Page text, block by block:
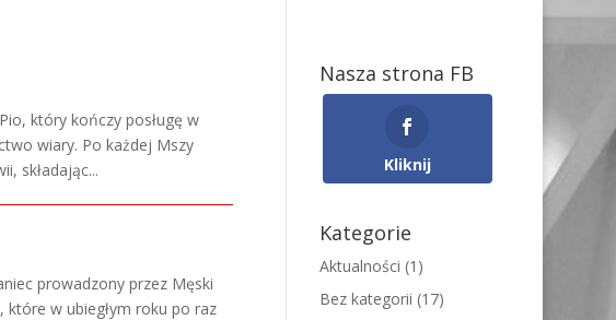
który kończy posługę w
wiary. Po każdej Mszy
składając...
prowadzony przez Męski
które w ubiegłym roku po raz
Nasza strona FB
Kliknij
Kategorie
Aktualności (1)
Bez kategorii (17)